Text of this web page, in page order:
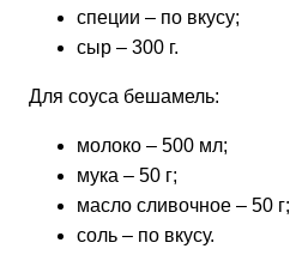
специи – по вкусу;
сыр – 300 г.
Для соуса бешамель:
молоко – 500 мл;
мука – 50 г;
масло сливочное – 50 г;
соль – по вкусу.